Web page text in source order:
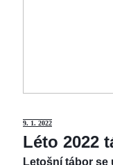
9. 1. 2022
Léto 2022
Letošní tábor se